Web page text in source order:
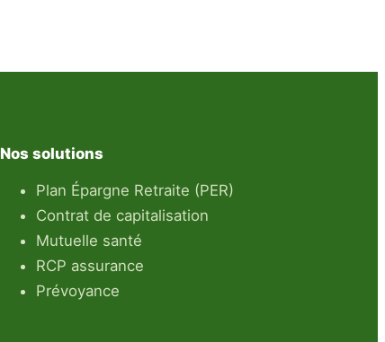
Nos solutions
Plan Épargne Retraite (PER)
Contrat de capitalisation
Mutuelle santé
RCP assurance
Prévoyance